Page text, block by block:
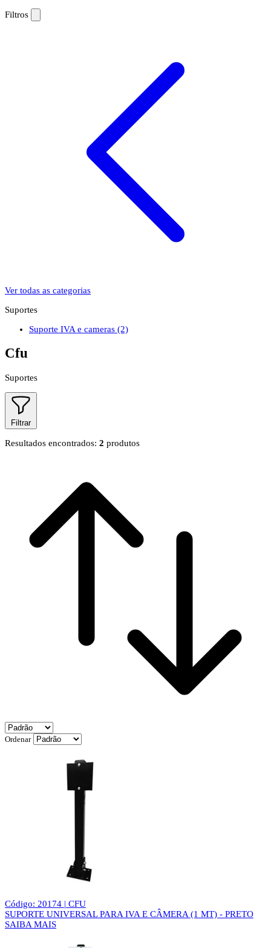
Filtros
Ver todas as categorias
Suportes
Suporte IVA e cameras (2)
Cfu
Suportes
Filtrar
Resultados encontrados: 2 produtos
Ordenar
Código: 20174 | CFU
SUPORTE UNIVERSAL PARA IVA E CÂMERA (1 MT) - PRETO
SAIBA MAIS